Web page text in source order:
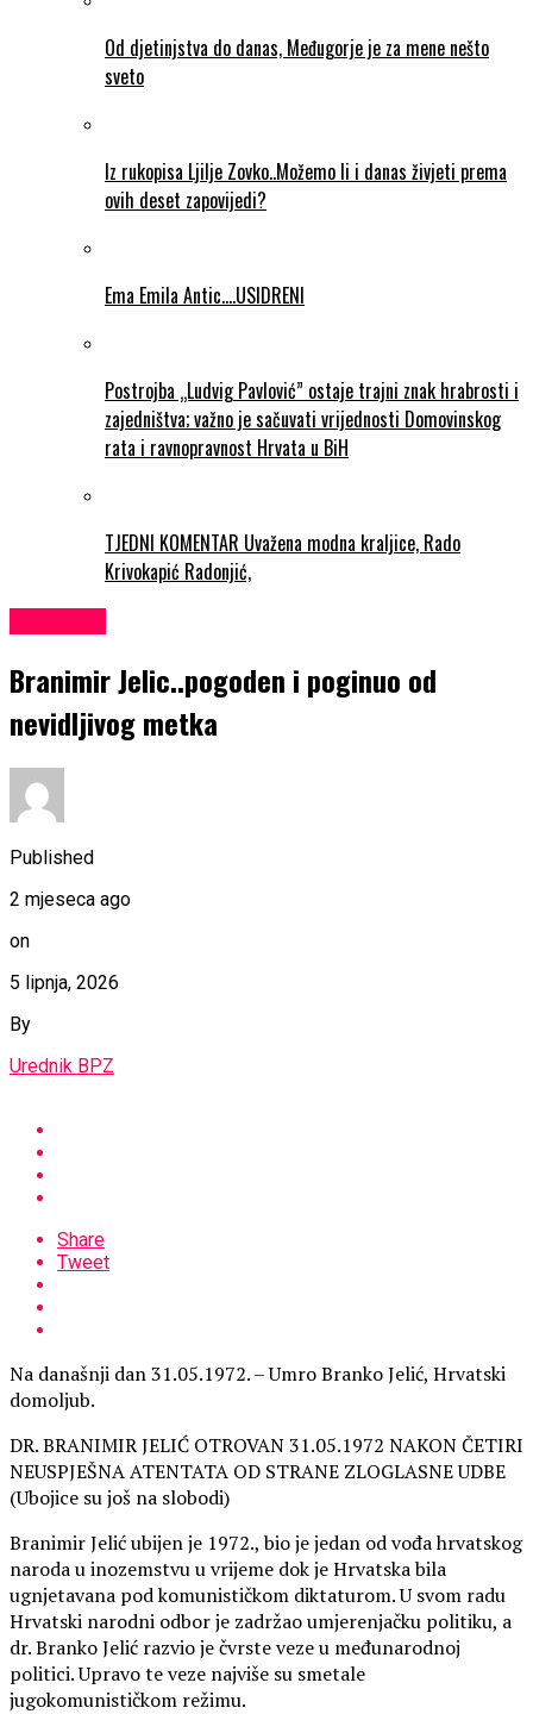
Od djetinjstva do danas, Međugorje je za mene nešto
sveto
Iz rukopisa Ljilje Zovko..Možemo li i danas živjeti prema
ovih deset zapovijedi?
Ema Emila Antic….USIDRENI
Postrojba „Ludvig Pavlović” ostaje trajni znak hrabrosti i
zajedništva; važno je sačuvati vrijednosti Domovinskog
rata i ravnopravnost Hrvata u BiH
TJEDNI KOMENTAR Uvažena modna kraljice, Rado
Krivokapić Radonjić,
Branimir Jelic..pogoden i poginuo od
nevidljivog metka
Published
2 mjeseca ago
on
5 lipnja, 2026
By
Urednik BPZ
Share
Tweet
Na današnji dan 31.05.1972. – Umro Branko Jelić, Hrvatski
domoljub.
DR. BRANIMIR JELIĆ OTROVAN 31.05.1972 NAKON ČETIRI
NEUSPJEŠNA ATENTATA OD STRANE ZLOGLASNE UDBE
(Ubojice su još na slobodi)
Branimir Jelić ubijen je 1972., bio je jedan od vođa hrvatskog
naroda u inozemstvu u vrijeme dok je Hrvatska bila
ugnjetavana pod komunističkom diktaturom. U svom radu
Hrvatski narodni odbor je zadržao umjerenjačku politiku, a
dr. Branko Jelić razvio je čvrste veze u međunarodnoj
politici. Upravo te veze najviše su smetale
jugokomunističkom režimu.